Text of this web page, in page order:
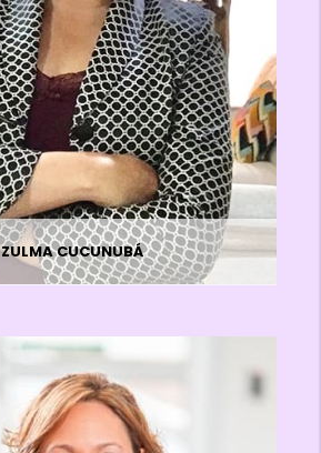
ZULMA CUCUNUBÁ